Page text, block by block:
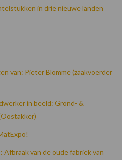
in drie nieuwe landen
van: Pieter Blomme (zaakvoerder
in beeld: Grond- &
Afbraak van de oude fabriek van